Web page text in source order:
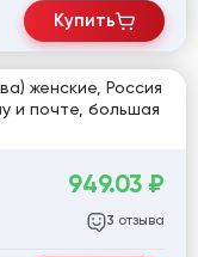
Купить
женские, Россия
и почте, большая
949.03 ₽
3 отзыва